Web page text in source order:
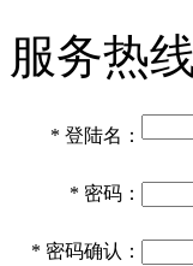
服务热
* 登陆名：
* 密码：
* 密码确认：